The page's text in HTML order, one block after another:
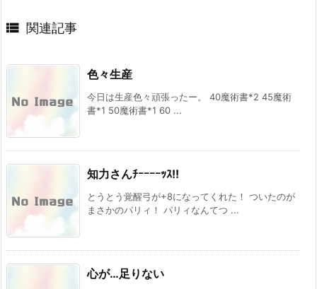
 関連記事
色々生産
今日は生産色々頑張ったー。 40魔術書*2 45魔術
書*1 50魔術書*1 60 ...
知力さんﾁｰｰｰｰｯｽ!!
とうとう覚醒弓が+8になってくれた！ ついたのが
まさかのパリィ！ パリィなんてつ ...
心が…足りない